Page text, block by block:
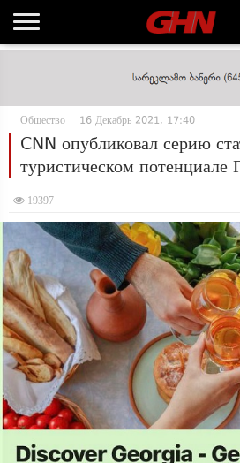
Общество 16 Декабрь 2021, 17:40
CNN опубликовал серию
туристическом потенциале
19397